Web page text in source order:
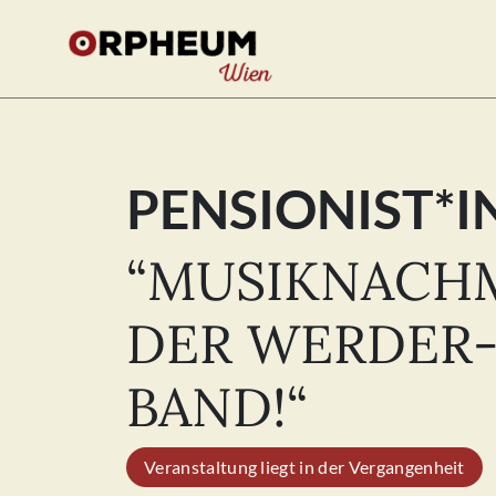
DER
BAND!“
Veranstaltung liegt in der Vergangenheit